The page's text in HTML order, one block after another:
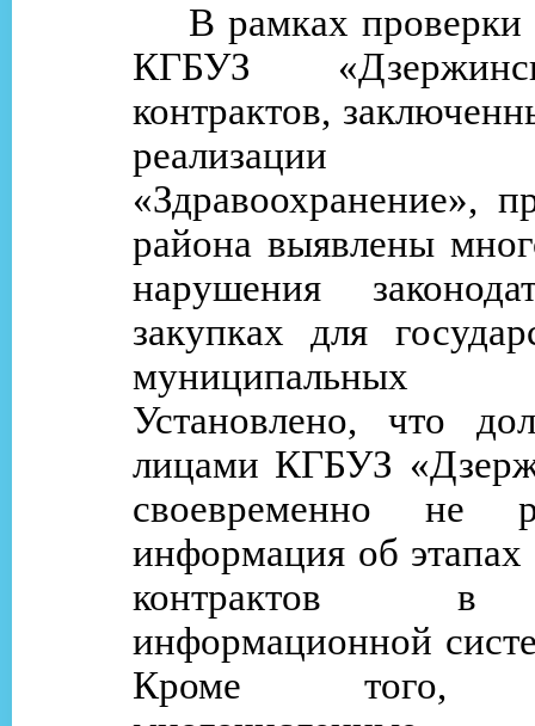
В рамках проверки
КГБУЗ
контрактов,
«Здравоохранение»,
района выявлены
нарушения
закупках для
Установлено, что
лицами КГБУЗ
своевременно не
информация об этапах
контрактов в
информационной
Кроме того,